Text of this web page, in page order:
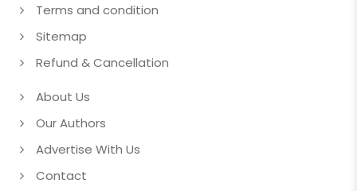
Terms and condition
Sitemap
Refund & Cancellation
About Us
Our Authors
Advertise With Us
Contact